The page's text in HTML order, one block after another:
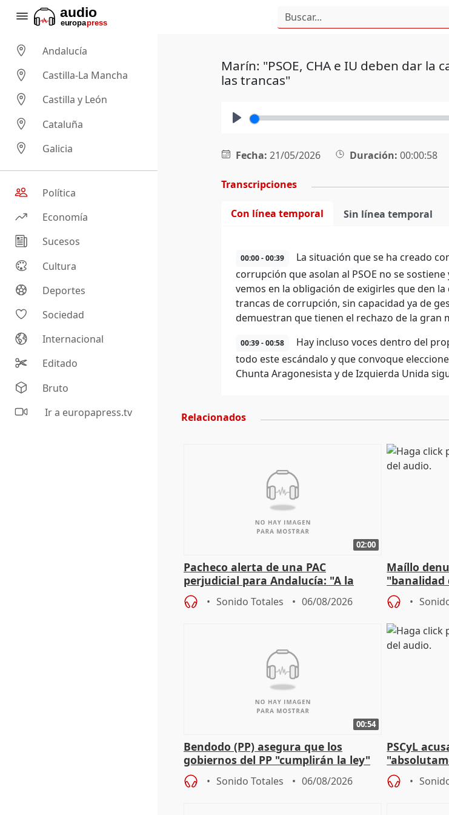
Andalucía
Castilla-La Mancha
Castilla y León
Cataluña
Galicia
Política
Economía
Sucesos
Cultura
Deportes
Sociedad
Internacional
Editado
Bruto
Ir a europapress.tv
Marín: "PSOE, CHA e IU deben dar
las trancas"
Fecha: 21/05/2026 Duración: 00:00:58
Transcripciones
Con línea temporal Sin línea temporal
00:00 - 00:39
La situación que se ha creado
corrupción que asolan al PSOE no se
vemos en la obligación de exigirles que den
trancas de corrupción, sin capacidad ya de
demuestran que tienen el rechazo de la gran
00:39 - 00:58
Hay incluso voces dentro del
todo este escándalo y que convoque
Chunta Aragonesista y de Izquierda Unida
Relacionados
02:00
Pacheco alerta de una PAC
perjudicial para Andalucía: "A la
agricultura hay que protegerla"
Sonido Totales 06/08/2026
Maíllo
"banalidad
asume
00:54
Bendodo (PP) asegura que los
gobiernos del PP "cumplirán la ley"
sobre los menores migrantes
Sonido Totales 06/08/2026
PSCyL
problemas